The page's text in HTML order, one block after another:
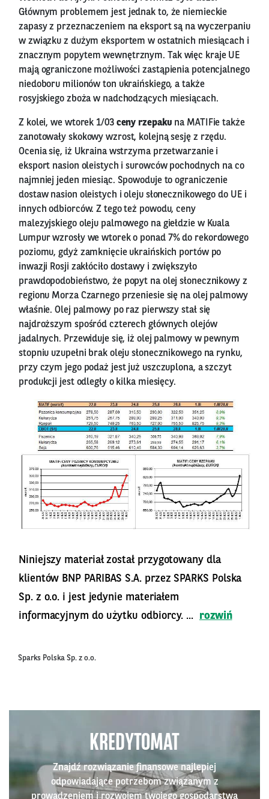
Głównym problemem jest jednak to, że niemieckie
zapasy z przeznaczeniem na eksport są na wyczerpaniu
w związku z dużym eksportem w ostatnich miesiącach i
znacznym popytem wewnętrznym. Tak więc kraje UE
mają ograniczone możliwości zastąpienia potencjalnego
niedoboru milionów ton ukraińskiego, a także
rosyjskiego zboża w nadchodzących miesiącach.
Z kolei, we wtorek 1/03 ceny rzepaku na MATIFie także
zanotowały skokowy wzrost, kolejną sesję z rzędu.
Ocenia się, iż Ukraina wstrzyma przetwarzanie i
eksport nasion oleistych i surowców pochodnych na co
najmniej jeden miesiąc. Spowoduje to ograniczenie
dostaw nasion oleistych i oleju słonecznikowego do UE i
innych odbiorców. Z tego też powodu, ceny
malezyjskiego oleju palmowego na giełdzie w Kuala
Lumpur wzrosły we wtorek o ponad 7% do rekordowego
poziomu, gdyż zamknięcie ukraińskich portów po
inwazji Rosji zakłóciło dostawy i zwiększyło
prawdopodobieństwo, że popyt na olej słonecznikowy z
regionu Morza Czarnego przeniesie się na olej palmowy
właśnie. Olej palmowy po raz pierwszy stał się
najdroższym spośród czterech głównych olejów
jadalnych. Przewiduje się, iż olej palmowy w pewnym
stopniu uzupełni brak oleju słonecznikowego na rynku,
przy czym jego podaż jest już uszczuplona, a szczyt
produkcji jest odległy o kilka miesięcy.
Niniejszy materiał został przygotowany dla
klientów BNP PARIBAS S.A. przez SPARKS Polska
Sp. z o.o. i jest jedynie materiałem
informacyjnym do użytku odbiorcy. ...
rozwiń
Sparks Polska Sp. z o.o.
KREDYTOMAT
Znajdź rozwiązanie finansowe najlepiej
odpowiadające potrzebom związanym z
prowadzeniem i rozwojem twojego gospodarstwa